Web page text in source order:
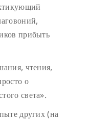
прибыть
чтения,
о
света».
других (на